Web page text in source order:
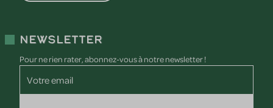
Newsletter
Pour ne rien rater, abonnez-vous à notre newsletter !
Votre email